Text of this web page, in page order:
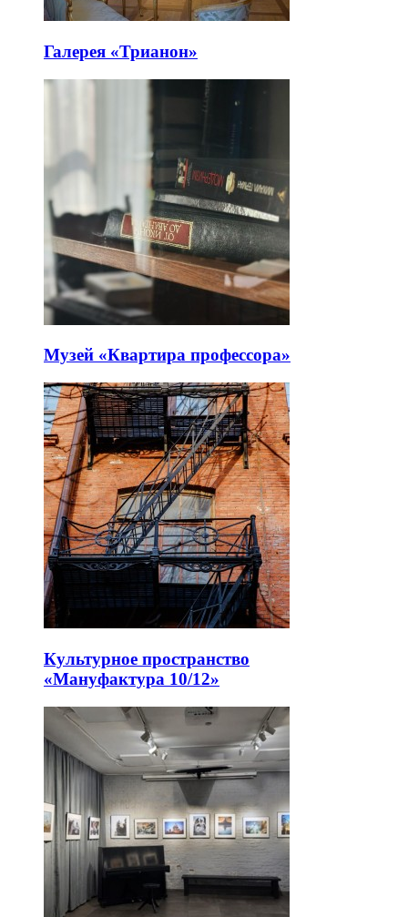
Галерея «Трианон»
Музей «Квартира профессора»
Культурное пространство
«Мануфактура 10/12»